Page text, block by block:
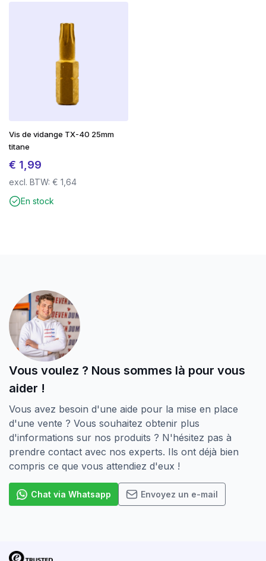
Vis de vidange TX-40 25mm
titane
€ 1,99
excl. BTW: € 1,64
En stock
Vous voulez ? Nous sommes là pour vous
aider !
Vous avez besoin d'une aide pour la mise en place
d'une vente ? Vous souhaitez obtenir plus
d'informations sur nos produits ? N'hésitez pas à
prendre contact avec nos experts. Ils ont déjà bien
compris ce que vous attendiez d'eux !
Chat via Whatsapp Envoyez un e-mail